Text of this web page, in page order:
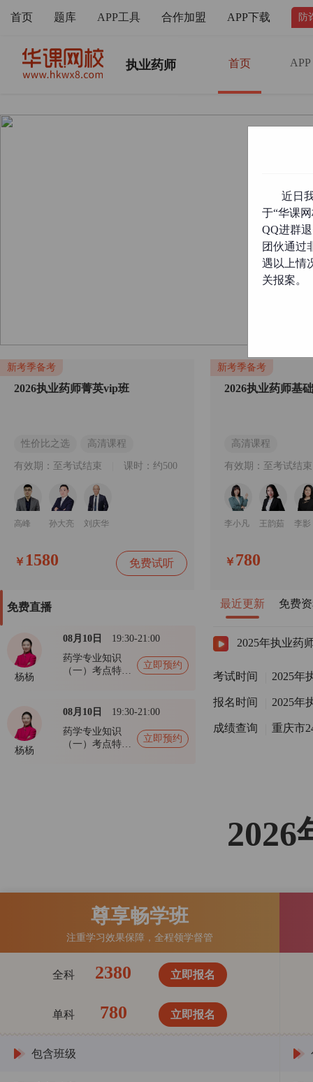
首页 题库 APP工具 合作加盟 APP下载 防
执业药师 首页 APP
新考季备考
2026执业药师菁英vip班
性价比之选 高清课程
有效期：至考试结束 课时：约500
高峰 孙大亮 刘庆华
￥ 1580 免费试听
新考季备考
2026执业药师基
高清课程
有效期：至考试结束
李小凡 王韵茹 李影
￥ 780
免费直播
杨杨
08月10日
19:30-21:00
药学专业知识
（一）考点特训
立即预约
杨杨
08月10日
19:30-21:00
药学专业知识
（一）考点特训
立即预约
最近更新 免费
2025年执业药
考试时间 2025年
报名时间 2025年
成绩查询 重庆市
尊享畅学班
注重学习效果保障，全程领学督管
全科 2380 立即报名
单科 780 立即报名
包含班级
近日
于“华课
QQ进群
团伙通过
遇以上情
关报案。